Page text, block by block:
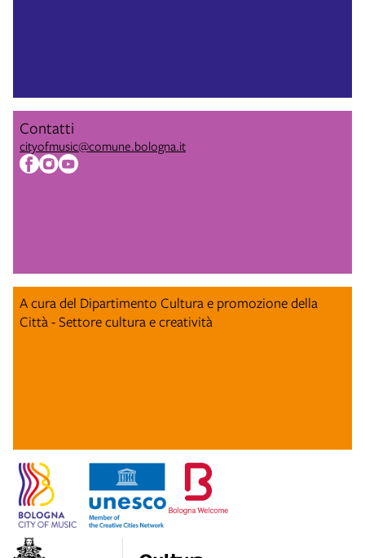
Contatti
cityofmusic@comune.bologna.it
A cura del Dipartimento Cultura e promozione della
Città - Settore cultura e creatività